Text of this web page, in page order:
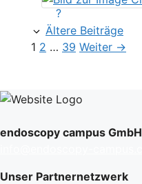
?
Ältere Beiträge
Seite
1 Seite
2 … Seite
39 Weiter →
endoscopy campus GmbH
Unser Partnernetzwerk